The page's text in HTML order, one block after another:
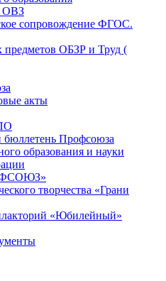
ОВЗ
сопровождение ФГОС.
предметов ОБЗР и Труд (
акты
Профсоюза
образования и науки
творчества «Грани
«Юбилейный»